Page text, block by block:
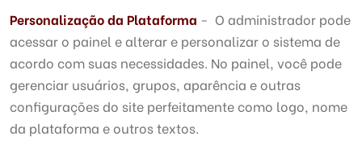
Personalização da Plataforma - O administrador pode
acessar o painel e alterar e personalizar o sistema de
acordo com suas necessidades. No painel, você pode
gerenciar usuários, grupos, aparência e outras
configurações do site perfeitamente como logo, nome
da plataforma e outros textos.